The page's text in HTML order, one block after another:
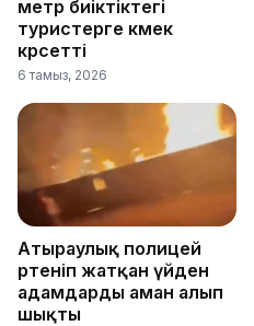
метр биіктіктегі
туристерге көмек
көрсетті
6 тамыз, 2026
Атыраулық полицей
өртеніп жатқан үйден
адамдарды аман алып
шықты